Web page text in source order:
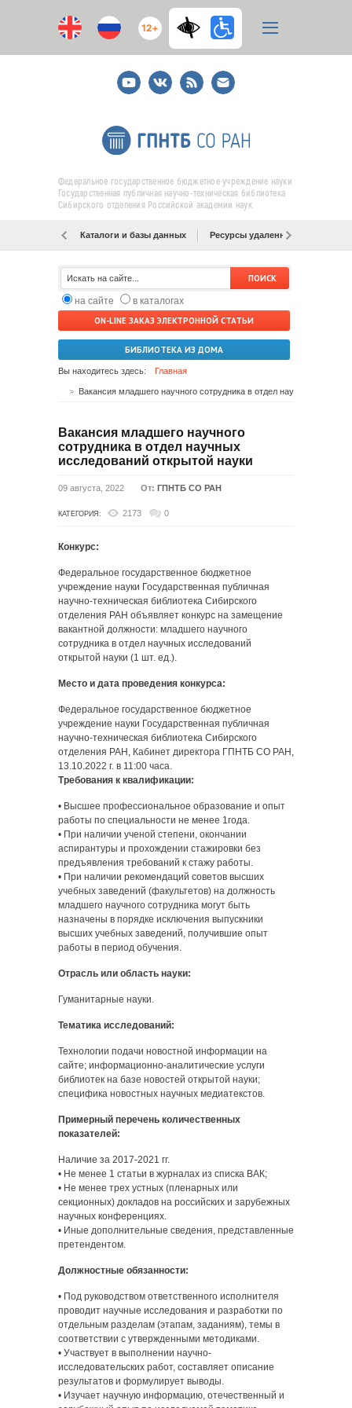
12+
YoutubeВКонтакте
RSS
E-
mail
подписка
Федеральное государственное бюджетное учреждение науки
Государственная публичная научно-техническая библиотека
Сибирского отделения Российской академии наук
Каталоги и базы данных Ресурсы удаленного доступа
на сайте
в каталогах
ON-LINE ЗАКАЗ ЭЛЕКТРОННОЙ СТАТЬИ
БИБЛИОТЕКА ИЗ ДОМА
Вы находитесь здесь: Главная
Вакансия младшего научного
сотрудника в отдел научных
исследований открытой науки
09 августа, 2022 От: ГПНТБ СО РАН
КАТЕГОРИЯ: 2173 0
Конкурс:
Федеральное государственное бюджетное
учреждение науки Государственная публичная
научно-техническая библиотека Сибирского
отделения РАН объявляет конкурс на замещение
вакантной должности: младшего научного
сотрудника в отдел научных исследований
открытой науки (1 шт. ед.).
Место и дата проведения конкурса:
Федеральное государственное бюджетное
учреждение науки Государственная публичная
научно-техническая библиотека Сибирского
отделения РАН, Кабинет директора ГПНТБ СО РАН,
13.10.2022 г. в 11:00 часа.
Требования к квалификации:
• Высшее профессиональное образование и опыт
работы по специальности не менее 1года.
• При наличии ученой степени, окончании
аспирантуры и прохождении стажировки без
предъявления требований к стажу работы.
• При наличии рекомендаций советов высших
учебных заведений (факультетов) на должность
младшего научного сотрудника могут быть
назначены в порядке исключения выпускники
высших учебных заведений, получившие опыт
работы в период обучения.
Отрасль или область науки:
Гуманитарные науки.
Тематика исследований:
Технологии подачи новостной информации на
сайте; информационно-аналитические услуги
библиотек на базе новостей открытой науки;
специфика новостных научных медиатекстов.
Примерный перечень количественных
показателей:
Наличие за 2017-2021 гг.
• Не менее 1 статьи в журналах из списка ВАК;
• Не менее трех устных (пленарных или
секционных) докладов на российских и зарубежных
научных конференциях.
• Иные дополнительные сведения, представленные
претендентом.
Должностные обязанности:
• Под руководством ответственного исполнителя
проводит научные исследования и разработки по
отдельным разделам (этапам, заданиям), темы в
соответствии с утвержденными методиками.
• Участвует в выполнении научно-
исследовательских работ, составляет описание
результатов и формулирует выводы.
• Изучает научную информацию, отечественный и